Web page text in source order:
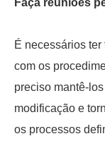
Faça reuniões
É necessários
com os
preciso mantê-
modificação e
os processos